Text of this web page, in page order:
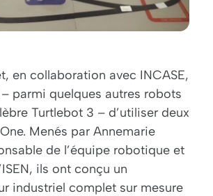
en collaboration avec INCASE,
parmi quelques autres robots
Turtlebot 3 – d’utiliser deux
Menés par Annemarie
de l’équipe robotique et
ils ont conçu un
industriel complet sur mesure